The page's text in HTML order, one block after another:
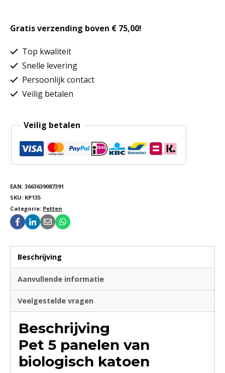
Gratis verzending boven € 75,00!
Top kwaliteit
Snelle levering
Persoonlijk contact
Veilig betalen
Veilig betalen
EAN: 3663639087391
SKU: KP135
Categorie: Petten
Beschrijving
Aanvullende informatie
Veelgestelde vragen
Beschrijving
Pet 5 panelen van
biologisch katoen